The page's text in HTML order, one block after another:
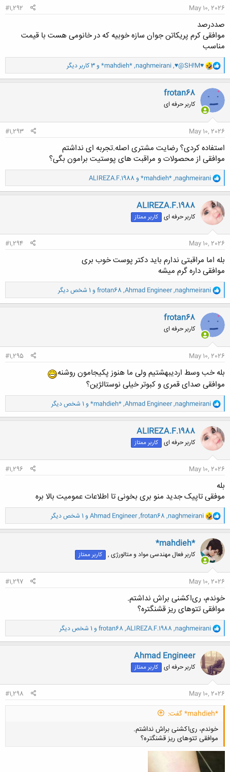
May 10, 2026
#1,292
صددرصد
موافقی کرم پریکاتن جوان سازه خوبیه که در خانومی هست با قیمت
مناسب
و
ا
ک
ن
ش
ه
ا
:
♥@SH!M♥
,
naghmeirani
,
*mahdieh* و 3 کاربر دیگر
frotan68
کاربر حرفه ای
May 10, 2026
#1,293
استفاده کردی؟ رضایت مشتری اصله.تجربه ای نداشتم
موافقی از محصولات و مراقبت های پوستیت برامون بگی؟
و
ا
ک
ن
ش
ه
ا
naghmeirani
,
*mahdieh* و ALIREZA.F.1988
ALIREZA.F.1988
کاربر حرفه ای کاربر ممتاز
May 10, 2026
#1,294
بله اما مراقبتی ندارم باید دکتر پوست خوب بری
موافقی داره گرم میشه
و
ا
ک
ن
ش
ه
ا
naghmeirani
,
Ahmad Engineer
,
frotan68 و 1 شخص دیگر
frotan68
کاربر حرفه ای
May 10, 2026
#1,295
بله خب وسط اردیبهشتیم ولی ما هنوز پکیجامون روشنه
موافقی صدای قمری و کبوتر خیلی نوستالژین؟
و
ا
ک
ن
ش
ه
ا
naghmeirani
,
Ahmad Engineer
,
*mahdieh* و 1 شخص دیگر
ALIREZA.F.1988
کاربر حرفه ای کاربر ممتاز
May 10, 2026
#1,296
بله
موفقی تاپیک جدید منو بری بخونی تا اطلاعات عمومیت بالا بره
و
ا
ک
ن
ش
ه
ا
:
naghmeirani
,
frotan68
,
Ahmad Engineer و 1 شخص دیگر
*mahdieh*
کاربر فعال مهندسی مواد و متالورژی , کاربر ممتاز
May 10, 2026
#1,297
خوندم، ری‌اکشنی براش نداشتم.
موافقی تتوهای ریز قشنگتره؟
و
ا
ک
ن
ش
ه
ا
naghmeirani
,
ALIREZA.F.1988
,
frotan68 و 1 شخص دیگر
Ahmad Engineer
کاربر حرفه ای کاربر ممتاز
May 10, 2026
#1,298
*mahdieh* گفت:
خوندم، ری‌اکشنی براش نداشتم.
موافقی تتوهای ریز قشنگتره؟